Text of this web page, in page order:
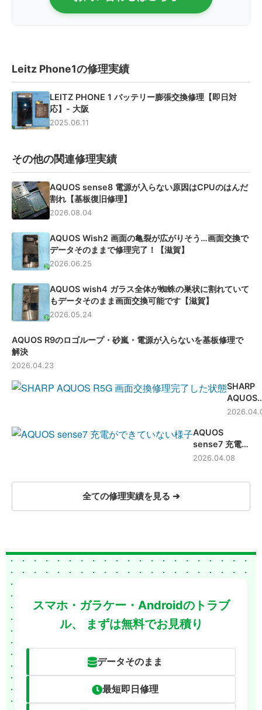
Leitz Phone1の修理実績
LEITZ PHONE 1 バッテリー膨張交換修理【即日対
応】- 大阪
2025.06.11
その他の関連修理実績
AQUOS sense8 電源が入らない原因はCPUのはんだ
割れ【基板復旧修理】
2026.08.04
AQUOS Wish2 画面の亀裂が広がりそう…画面交換で
データそのままで修理完了！【滋賀】
2026.06.25
AQUOS wish4 ガラス全体が蜘蛛の巣状に割れていて
もデータそのまま画面交換可能です【滋賀】
2026.05.24
AQUOS R9のロゴループ・砂嵐・電源が入らないを基板修理で
解決
2026.04.23
SHARP
AQUOS
R5G 画面
AQUOS
sense7 充電不
良修理 -滋賀-
2026.04.08
全ての修理実績を見る ➔
スマホ・ガラケー・Androidのトラブ
ル、
まずは無料でお見積り
データそのまま
最短即日修理